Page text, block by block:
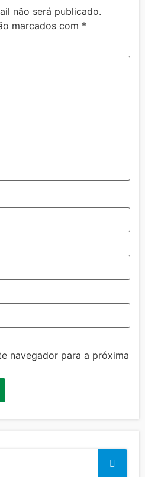
não será publicado.
marcados com *
navegador para a próxima